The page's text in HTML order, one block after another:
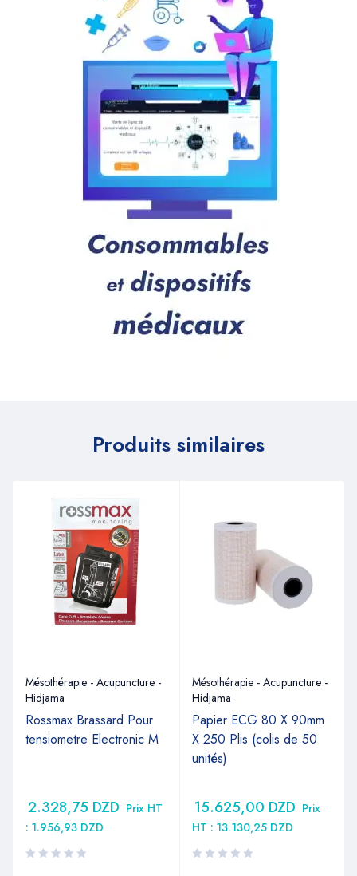
Produits similaires
Mésothérapie - Acupuncture -
Hidjama
Rossmax Brassard Pour
tensiometre Electronic M
2.328,75 DZD Prix HT
: 1.956,93 DZD
Mésothérapie - Acupuncture -
Hidjama
Papier ECG 80 X 90mm
X 250 Plis (colis de 50
unités)
15.625,00 DZD Prix
HT : 13.130,25 DZD